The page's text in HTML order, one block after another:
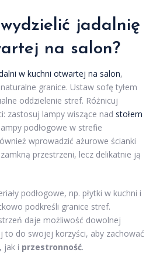
jadalnię
na salon?
w kuchni otwartej na salon,
granice. Ustaw sofę tyłem
oddzielenie stref. Różnicuj
zastosuj lampy wiszące nad stołem
podłogowe w strefie
wprowadzić ażurowe ścianki
przestrzeni, lecz delikatnie ją
podłogowe, np. płytki w kuchni i
podkreśli granice stref.
daje możliwość dowolnej
to do swojej korzyści, aby zachować
, jak i przestronność.